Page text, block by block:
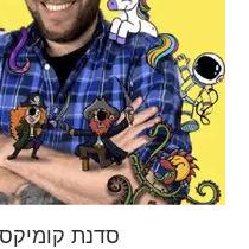
סדנת קומיקס